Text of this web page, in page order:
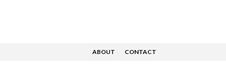
ABOUT CONTACT